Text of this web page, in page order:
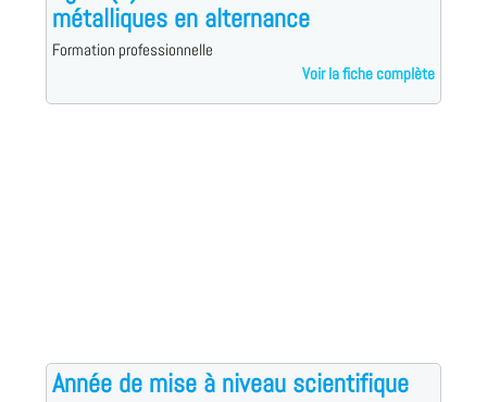
métalliques en alternance
Formation professionnelle
Voir la fiche complète
Année de mise à niveau scientifique